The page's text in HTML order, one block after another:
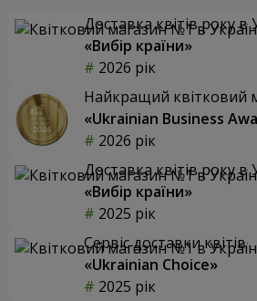
Доставка квітів року в
«Вибір країни»
2026 рік
Найкращий квітковий
«Ukrainian Business
2026 рік
Доставка квітів року в
«Вибір країни»
2025 рік
Сервіс доставки квітів
«Ukrainian Choice»
2025 рік